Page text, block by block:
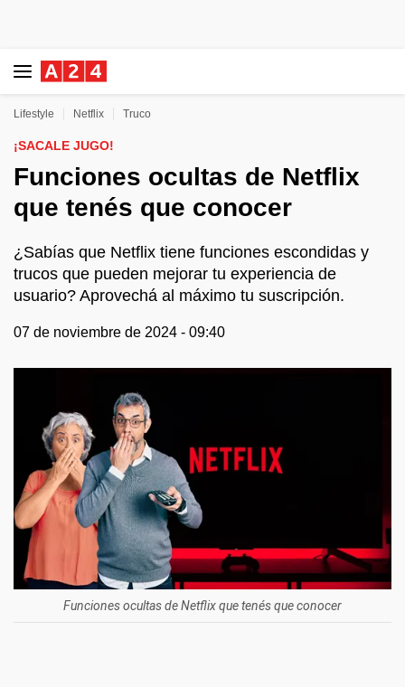
Lifestyle Netflix Truco
¡SACALE JUGO!
Funciones ocultas de Netflix
que tenés que conocer
¿Sabías que Netflix tiene funciones escondidas y
trucos que pueden mejorar tu experiencia de
usuario? Aprovechá al máximo tu suscripción.
07 de noviembre de 2024 - 09:40
Funciones ocultas de Netflix que tenés que conocer